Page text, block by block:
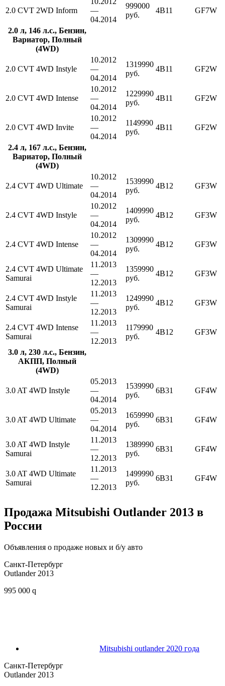
2.0 CVT 2WD Inform
—
04.2014
999000
руб.
4B11 GF7W
2.0 л, 146 л.с., Бензин,
Вариатор, Полный
(4WD)
2.0 CVT 4WD Instyle
10.2012
—
04.2014
1319990
руб.
4B11 GF2W
2.0 CVT 4WD Intense
10.2012
—
04.2014
1229990
руб.
4B11 GF2W
2.0 CVT 4WD Invite
10.2012
—
04.2014
1149990
руб.
4B11 GF2W
2.4 л, 167 л.с., Бензин,
Вариатор, Полный
(4WD)
2.4 CVT 4WD Ultimate
10.2012
—
04.2014
1539990
руб.
4B12 GF3W
2.4 CVT 4WD Instyle
10.2012
—
04.2014
1409990
руб.
4B12 GF3W
2.4 CVT 4WD Intense
10.2012
—
04.2014
1309990
руб.
4B12 GF3W
2.4 CVT 4WD Ultimate
Samurai
11.2013
—
12.2013
1359990
руб.
4B12 GF3W
2.4 CVT 4WD Instyle
Samurai
11.2013
—
12.2013
1249990
руб.
4B12 GF3W
2.4 CVT 4WD Intense
Samurai
11.2013
—
12.2013
1179990
руб.
4B12 GF3W
3.0 л, 230 л.с., Бензин,
АКПП, Полный
(4WD)
3.0 AT 4WD Instyle
05.2013
—
04.2014
1539990
руб.
6B31 GF4W
3.0 AT 4WD Ultimate
05.2013
—
04.2014
1659990
руб.
6B31 GF4W
3.0 AT 4WD Instyle
Samurai
11.2013
—
12.2013
1389990
руб.
6B31 GF4W
3.0 AT 4WD Ultimate
Samurai
11.2013
—
12.2013
1499990
руб.
6B31 GF4W
Продажа Mitsubishi Outlander 2013 в
России
Объявления о продаже новых и б/у авто
Санкт-Петербург
Outlander 2013
995 000 q
Mitsubishi outlander 2020 года
Санкт-Петербург
Outlander 2013